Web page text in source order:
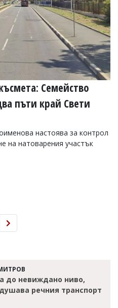
Семейство
пъти край Свети
настоява за контрол
на натоварения участък
до невиждано ниво,
речния транспорт